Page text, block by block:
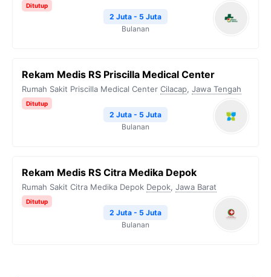
Ditutup
2 Juta - 5 Juta
Bulanan
Rekam Medis RS Priscilla Medical Center
Rumah Sakit Priscilla Medical Center Cilacap, Jawa Tengah
Ditutup
2 Juta - 5 Juta
Bulanan
Rekam Medis RS Citra Medika Depok
Rumah Sakit Citra Medika Depok Depok, Jawa Barat
Ditutup
2 Juta - 5 Juta
Bulanan